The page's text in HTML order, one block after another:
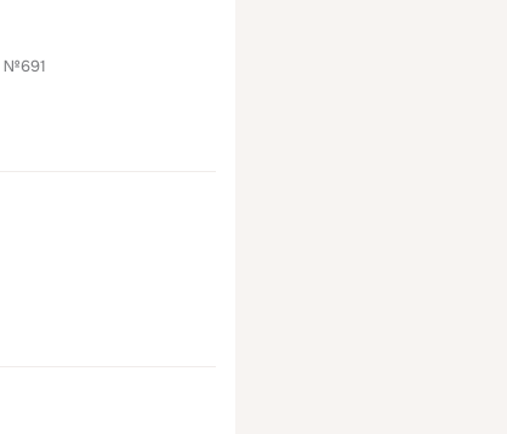
№691